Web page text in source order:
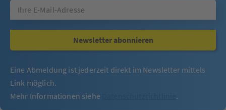
Newsletter abonnieren
Eine Abmeldung ist jederzeit direkt im Newsletter mittels
Link möglich.
Mehr Informationen siehe
.